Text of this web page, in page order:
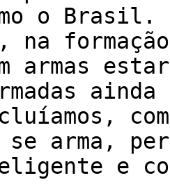
o Brasil.
na
armas
se arma,
e